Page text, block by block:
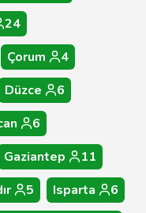
24
Çorum
4
Düzce
6
6
Gaziantep
11
5 Isparta
6